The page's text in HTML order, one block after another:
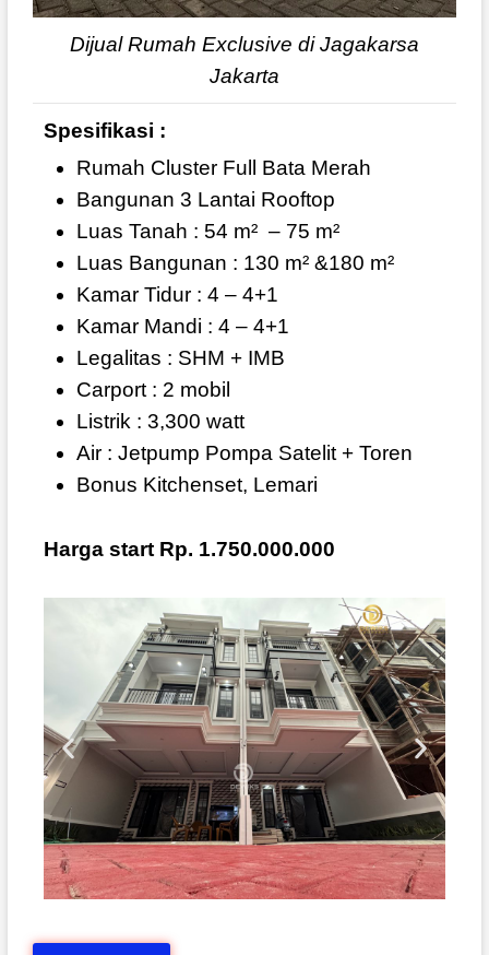
Dijual Rumah Exclusive di Jagakarsa
Jakarta
Spesifikasi :
Rumah Cluster Full Bata Merah
Bangunan 3 Lantai Rooftop
Luas Tanah : 54 m² – 75 m²
Luas Bangunan : 130 m² &180 m²
Kamar Tidur : 4 – 4+1
Kamar Mandi : 4 – 4+1
Legalitas : SHM + IMB
Carport : 2 mobil
Listrik : 3,300 watt
Air : Jetpump Pompa Satelit + Toren
Bonus Kitchenset, Lemari
Harga start Rp. 1.750.000.000